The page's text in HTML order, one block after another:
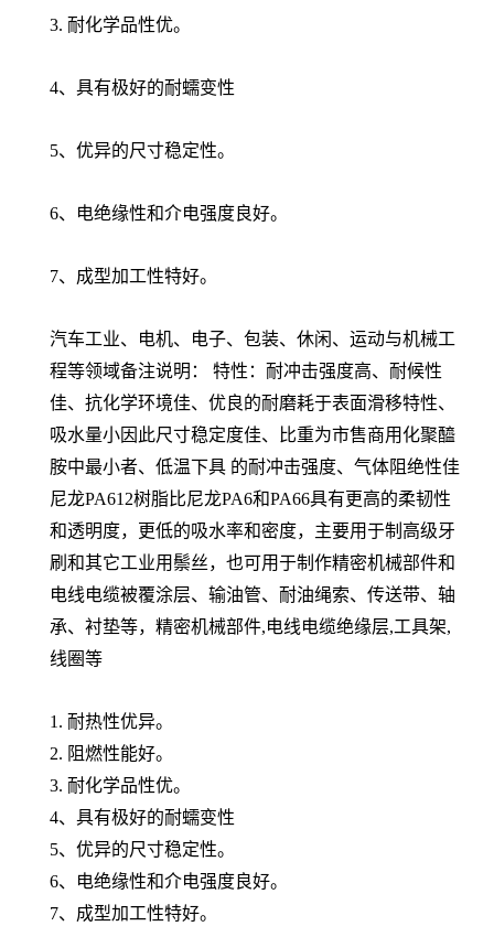
3. 耐化学品性优。
4、具有极好的耐蠕变性
5、优异的尺寸稳定性。
6、电绝缘性和介电强度良好。
7、成型加工性特好。
汽车工业、电机、电子、包装、休闲、运动与机械工
程等领域备注说明： 特性：耐冲击强度高、耐候性
佳、抗化学环境佳、优良的耐磨耗于表面滑移特性、
吸水量小因此尺寸稳定度佳、比重为市售商用化聚醯
胺中最小者、低温下具 的耐冲击强度、气体阻绝性佳
尼龙PA612树脂比尼龙PA6和PA66具有更高的柔韧性
和透明度，更低的吸水率和密度，主要用于制高级牙
刷和其它工业用鬃丝，也可用于制作精密机械部件和
电线电缆被覆涂层、输油管、耐油绳索、传送带、轴
承、衬垫等，精密机械部件,电线电缆绝缘层,工具架,
线圈等
1. 耐热性优异。
2. 阻燃性能好。
3. 耐化学品性优。
4、具有极好的耐蠕变性
5、优异的尺寸稳定性。
6、电绝缘性和介电强度良好。
7、成型加工性特好。